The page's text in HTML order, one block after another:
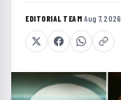
EDITORIAL TEAM·Aug 7, 2026